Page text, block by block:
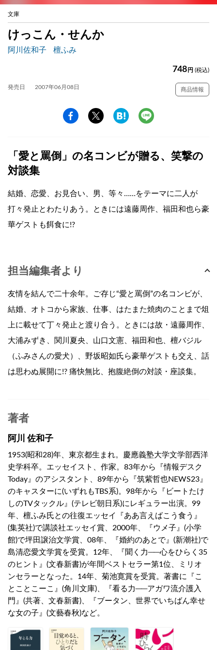
文庫
けっこん・せんか
阿川佐和子 檀ふみ
748 円 (税込)
発売日 2007年06月08日 商品情報
「愛と罵倒」の名コンビが贈る、笑撃の
対談集
結婚、恋愛、お見合い、男、等々……をテーマに二人が
打々発止とわたりあう。ときには遠藤周作、福田和也ら豪
華ゲストも餌食に!?
担当編集者より
友情を結んで二十余年。ご存じ“愛と罵倒”の名コンビが、
結婚、オトコから家族、仕事、はたまた焼肉のことまで俎
上に載せて丁々発止と渡り合う。ときには故・遠藤周作、
大浦みずき、関川夏央、山口文憲、福田和也、檀バジル
（ふみさんの愛犬）、野坂昭如氏ら豪華ゲストも交え、話
は思わぬ展開に!? 痛快無比、抱腹絶倒の対談・座談集。
著者
阿川 佐和子
1953(昭和28)年、東京都生まれ。慶應義塾大学文学部西洋
史学科卒。エッセイスト、作家。83年から『情報デスク
Today』のアシスタント、89年から『筑紫哲也NEWS23』
のキャスターに(いずれもTBS系)。98年から『ビートたけ
しのTVタックル』(テレビ朝日系)にレギュラー出演。99
年、檀ふみ氏との往復エッセイ『ああ言えばこう食う』
(集英社)で講談社エッセイ賞、2000年、『ウメ子』(小学
館)で坪田譲治文学賞、08年、『婚約のあとで』(新潮社)で
島清恋愛文学賞を受賞。12年、『聞く力──心をひらく35
のヒント』(文春新書)が年間ベストセラー第1位、ミリオ
ンセラーとなった。14年、菊池寛賞を受賞。著書に『こ
とことこーこ』(角川文庫)、『看る力──アガワ流介護入
門』(共著、文春新書)、『ブータン、世界でいちばん幸せ
な女の子』(文藝春秋)など。